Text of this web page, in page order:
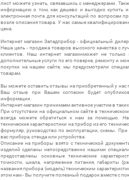
лист можете узнать, связавшись с менеджерами.
информацию о том, как дешево и выгодно купить
электронная почта для консультаций по вопросам
возле описания товара. У нас самые
цена.
Интернет магазин Западприбор - официальный
Наша цель - продажа товаров высокого качества с
клиентов. Наш интернет магазинможет не
дополнительные услуги по его поверке, ремонту и
покупки на нашем сайте, мы предусмотрели
товарам.
Вы можете оставить отзывы на приобретенный у нас
Ваш отзыв при Вашем согласии будет
информации.
Интернет-магазин принимаем активное участие в
При отсутствии на официальном сайте в
всегда можете обратиться к нам за помощью.
технические характеристики на прибор из его
формуляр, руководство по эксплуатации, схемы.
вас прибора, стенда или устройства.
Описание на приборы взято с технической
изделий сделаны непосредственно нашими
предоставлены основные технические
точности, шкала, напряжение питания, габариты
названия прибора (модель) техническим
этом нам - Вы получите полезный подарок вместе с